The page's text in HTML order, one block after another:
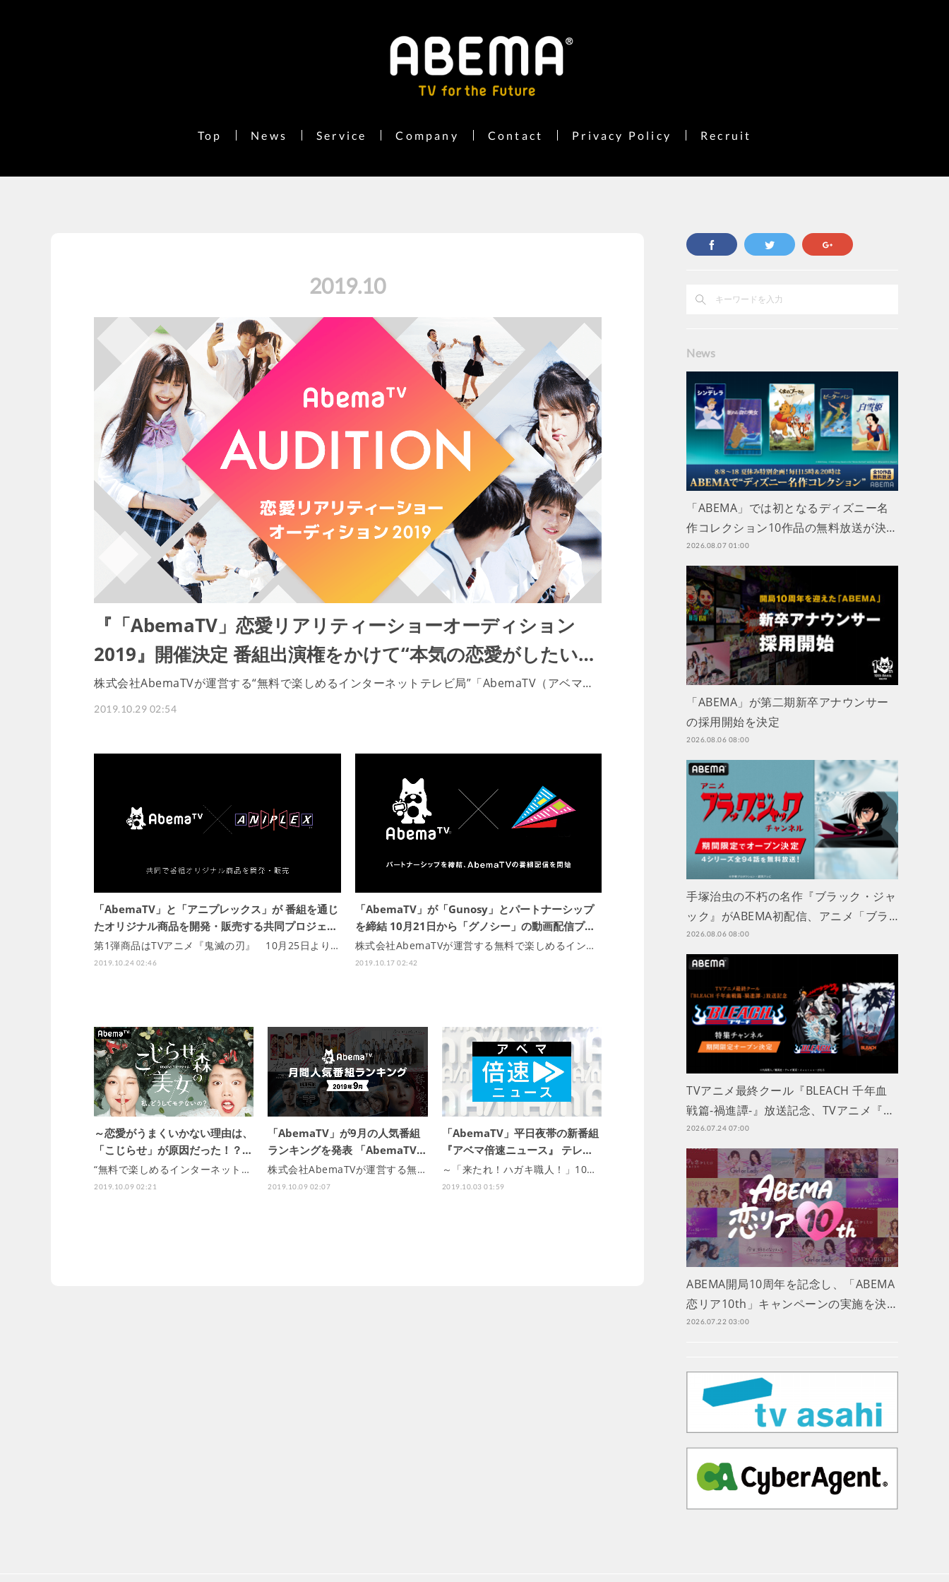
Top News Service Company Contact Privacy Policy Recruit
2019.10
『「AbemaTV」恋愛リアリティーショーオーディション
2019』開催決定 番組出演権をかけて“本気の恋愛がしたい…
株式会社AbemaTVが運営する“無料で楽しめるインターネットテレビ局”「AbemaTV（アベマ…
2019.10.29 02:54
「AbemaTV」と「アニプレックス」が 番組を通じ
たオリジナル商品を開発・販売する共同プロジェ…
第1弾商品はTVアニメ『鬼滅の刃』 10月25日より…
2019.10.24 02:46
「AbemaTV」が「Gunosy」とパートナーシップ
を締結 10月21日から「グノシー」の動画配信プ…
株式会社AbemaTVが運営する無料で楽しめるイン…
2019.10.17 02:42
～恋愛がうまくいかない理由は、
「こじらせ」が原因だった！？…
“無料で楽しめるインターネット…
2019.10.09 02:21
「AbemaTV」が9月の人気番組
ランキングを発表 「AbemaTV…
株式会社AbemaTVが運営する無…
2019.10.09 02:07
「AbemaTV」平日夜帯の新番組
『アベマ倍速ニュース』 テレ…
～「来たれ！ハガキ職人！」10…
2019.10.03 01:59
News
「ABEMA」では初となるディズニー名
作コレクション10作品の無料放送が決…
2026.08.07 01:00
「ABEMA」が第二期新卒アナウンサー
の採用開始を決定
2026.08.06 08:00
手塚治虫の不朽の名作『ブラック・ジャ
ック』がABEMA初配信、アニメ「ブラ…
2026.08.06 08:00
TVアニメ最終クール『BLEACH 千年血
戦篇-禍進譚-』放送記念、TVアニメ『…
2026.07.24 07:00
ABEMA開局10周年を記念し、「ABEMA
恋リア10th」キャンペーンの実施を決…
2026.07.22 03:00